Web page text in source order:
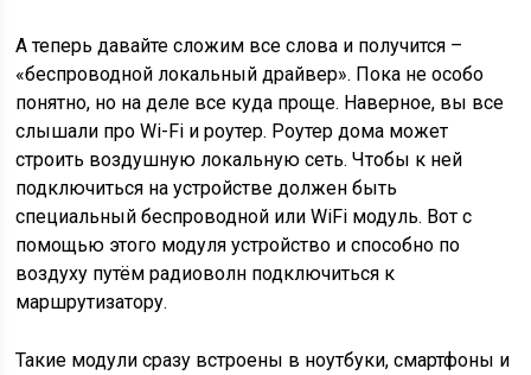
А теперь давайте сложим все слова и получится –
«беспроводной локальный драйвер». Пока не особо
понятно, но на деле все куда проще. Наверное, вы все
слышали про Wi-Fi и роутер. Роутер дома может
строить воздушную локальную сеть. Чтобы к ней
подключиться на устройстве должен быть
специальный беспроводной или WiFi модуль. Вот с
помощью этого модуля устройство и способно по
воздуху путём радиоволн подключиться к
маршрутизатору.
Такие модули сразу встроены в ноутбуки, смартфоны и